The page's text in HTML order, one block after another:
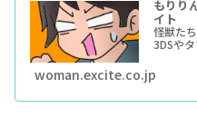
もりり
イト
怪獣た
3DSや
woman.excite.co.jp